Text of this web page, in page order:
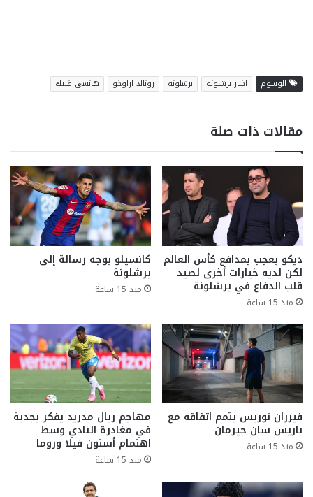
الوسوم اخبار برشلونة برشلونة رونالد اراوخو هانسي فليك
مقالات ذات صلة
ديكو يعجب بمدافع كأس العالم
لكن لديه خيارات أخرى لصيد
قلب الدفاع في برشلونة
منذ 15 ساعة
كانسيلو يوجه رسالة إلى
برشلونة
منذ 15 ساعة
فيرران توريس يتمم اتفاقه مع
باريس سان جيرمان
منذ 15 ساعة
مهاجم ريال مدريد يفكر بجدية
في مغادرة النادي وسط
اهتمام أستون فيلا وروما
منذ 15 ساعة